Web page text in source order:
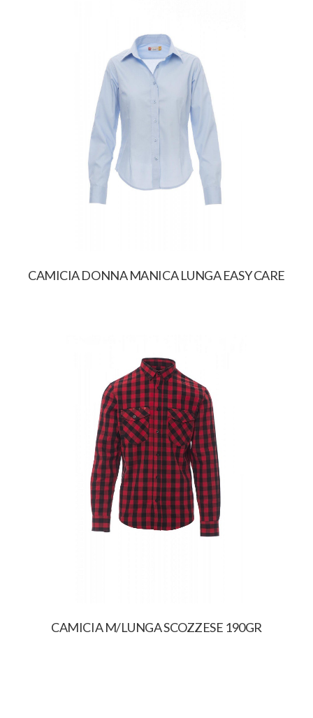
CAMICIA DONNA MANICA LUNGA EASY CARE
CAMICIA M/LUNGA SCOZZESE 190GR